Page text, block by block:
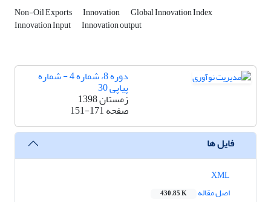
Non-Oil Exports Innovation Global Innovation Index
Innovation Input Innovation output
دوره 8، شماره 4 - شماره
پیاپی 30
زمستان 1398
صفحه151-171
فایل ها
اصل مقاله
430.85 K